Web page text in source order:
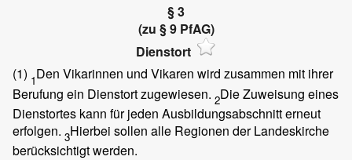
§ 3
(zu § 9 PfAG)
Dienstort
(1) 1Den Vikarinnen und Vikaren wird zusammen mit ihrer
Berufung ein Dienstort zugewiesen. 2Die Zuweisung eines
Dienstortes kann für jeden Ausbildungsabschnitt erneut
erfolgen. 3Hierbei sollen alle Regionen der Landeskirche
berücksichtigt werden.